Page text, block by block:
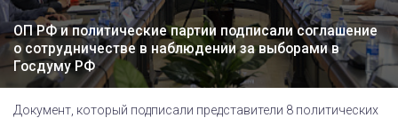
ОП РФ и политические партии подписали соглашение
о сотрудничестве в наблюдении за выборами в
Госдуму РФ
Документ, который подписали представители 8 политических